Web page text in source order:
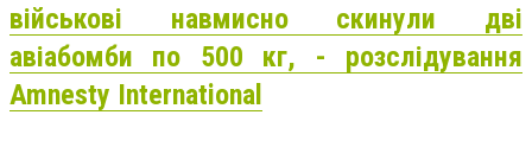
військові навмисно скинули дві
авіабомби по 500 кг, - розслідування
Amnesty International